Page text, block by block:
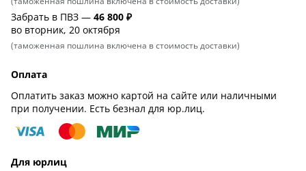
Забрать в ПВЗ — 46 800 ₽
во вторник, 20 октября
(таможенная пошлина включена в стоимость доставки)
Оплата
Оплатить заказ можно картой на сайте или наличными
при получении. Есть безнал для юр.лиц.
Для юрлиц